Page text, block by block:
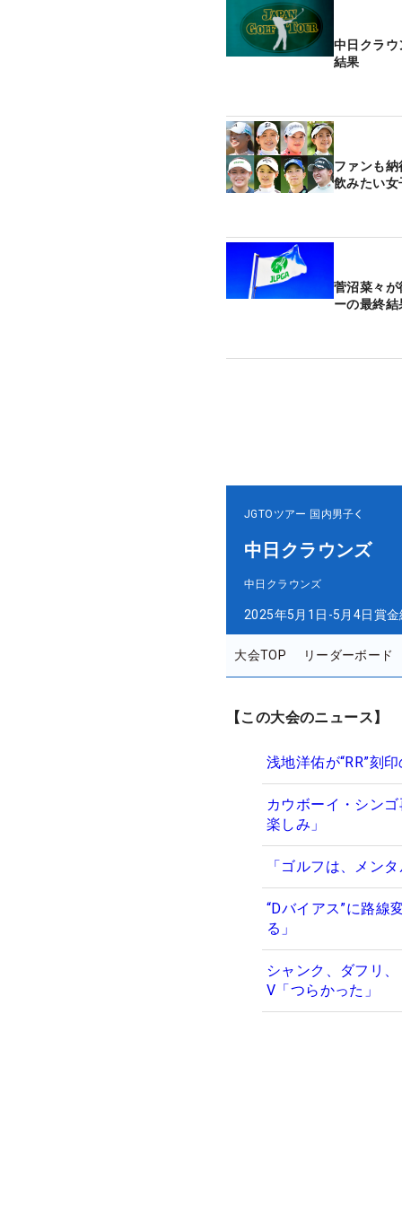
中日クラ
結果
ファンも
飲みたい女
菅沼菜々
ーの最終結
JGTOツアー 国内男子
中日クラウンズ
中日クラウンズ
2025年5月1日-5月4日賞
大会TOP リーダーボード
【この大会のニュース】
浅地洋佑が“RR”刻
カウボーイ・シン
楽しみ」
「ゴルフは、メン
“Dバイアス”に路
る」
シャンク、ダフリ
V「つらかった」